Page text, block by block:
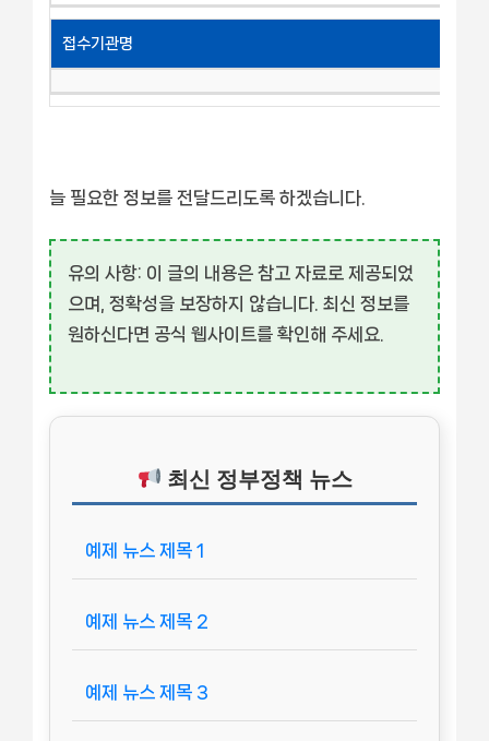
접수기관명
늘 필요한 정보를 전달드리도록 하겠습니다.
유의 사항: 이 글의 내용은 참고 자료로 제공되었
으며, 정확성을 보장하지 않습니다. 최신 정보를
원하신다면 공식 웹사이트를 확인해 주세요.
최신 정부정책 뉴스
예제 뉴스 제목 1
예제 뉴스 제목 2
예제 뉴스 제목 3